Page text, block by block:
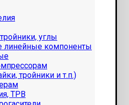
углы
линейные компоненты
тройники и т.п.)
ТРВ